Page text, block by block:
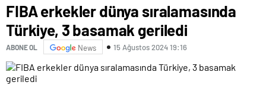
FIBA erkekler dünya sıralamasında
Türkiye, 3 basamak geriledi
ABONE OL News 15 Ağustos 2024 19:16